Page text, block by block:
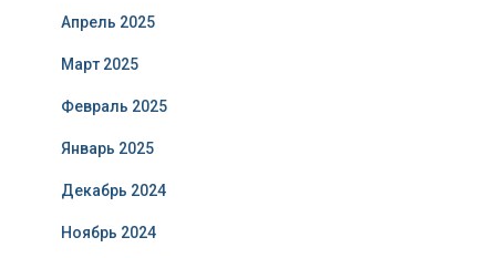
Апрель 2025
Март 2025
Февраль 2025
Январь 2025
Декабрь 2024
Ноябрь 2024